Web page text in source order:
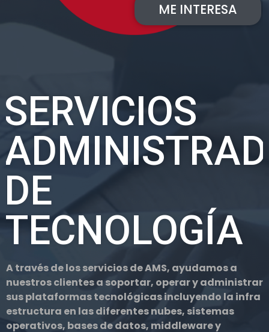
SERVICIOS
DE
TECNOLOGÍA
A través de los servicios de AMS, ayudamos a
nuestros clientes a soportar, operar y administrar
sus plataformas tecnológicas incluyendo la infra
estructura en las diferentes nubes, sistemas
operativos, bases de datos, middleware y
ME INTERESA